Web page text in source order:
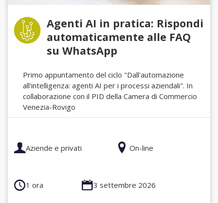
Agenti AI in pratica: Rispondi
automaticamente alle FAQ
su WhatsApp
Primo appuntamento del ciclo "Dall'automazione
all'intelligenza: agenti AI per i processi aziendali". In
collaborazione con il PID della Camera di Commercio
Venezia-Rovigo
Aziende e privati On-line
1 ora 3 settembre 2026